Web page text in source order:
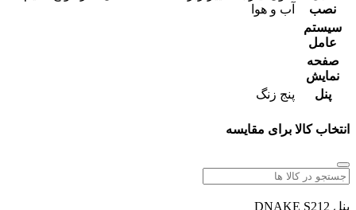
نصب
آب و هوا
سیستم
عامل
صفحه
نمایش
پنل
پنج زنگ
انتخاب کالا برای مقایسه
پنل DNAKE S212